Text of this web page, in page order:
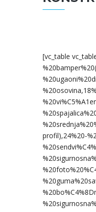
[vc_table
profil),24%20-